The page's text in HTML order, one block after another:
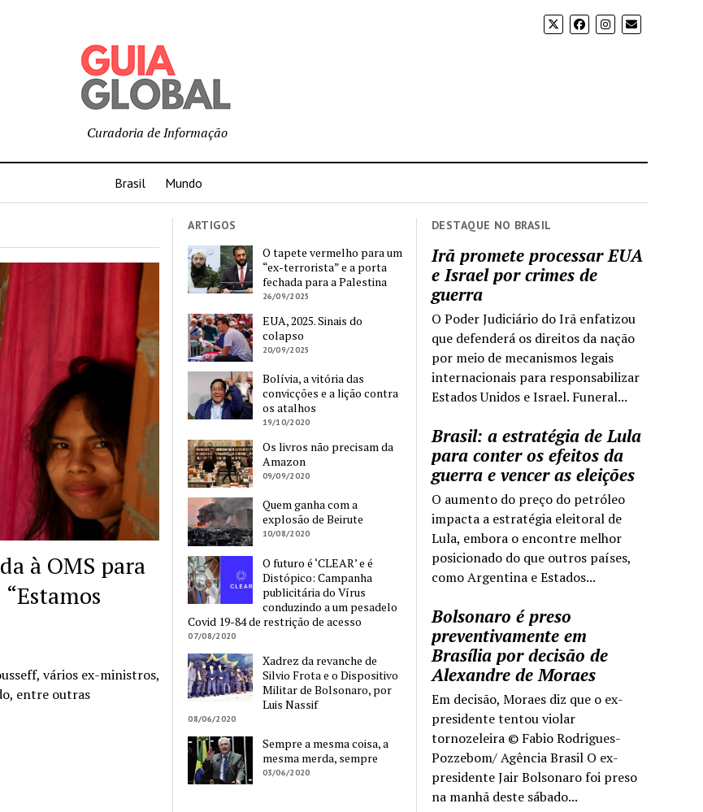
Curadoria de Informação
Brasil Mundo
DESTAQUE NO BRASIL
Irã promete processar EUA
e Israel por crimes de
guerra
O Poder Judiciário do Irã enfatizou
que defenderá os direitos da nação
por meio de mecanismos legais
internacionais para responsabilizar
Estados Unidos e Israel. Funeral...
Brasil: a estratégia de Lula
para conter os efeitos da
guerra e vencer as eleições
O aumento do preço do petróleo
impacta a estratégia eleitoral de
Lula, embora o encontre melhor
posicionado do que outros países,
como Argentina e Estados...
Bolsonaro é preso
preventivamente em
Brasília por decisão de
Alexandre de Moraes
Em decisão, Moraes diz que o ex-
presidente tentou violar
tornozeleira © Fabio Rodrigues-
Pozzebom/ Agência Brasil O ex-
presidente Jair Bolsonaro foi preso
na manhã deste sábado...
à OMS para
vários ex-ministros,
entre outras
ARTIGOS
O tapete vermelho para um
“ex-terrorista” e a porta
fechada para a Palestina
26/09/2025
EUA, 2025. Sinais do
colapso
20/09/2025
Bolívia, a vitória das
convicções e a lição contra
os atalhos
19/10/2020
Os livros não precisam da
Amazon
09/09/2020
Quem ganha com a
explosão de Beirute
10/08/2020
O futuro é ‘CLEAR’ e é
Distópico: Campanha
publicitária do Vírus
conduzindo a um pesadelo
Covid 19-84 de restrição de acesso
07/08/2020
Xadrez da revanche de
Silvio Frota e o Dispositivo
Militar de Bolsonaro, por
Luis Nassif
08/06/2020
Sempre a mesma coisa, a
mesma merda, sempre
03/06/2020